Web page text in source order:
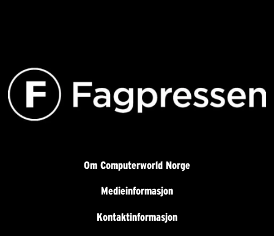
Om Computerworld Norge
Medieinformasjon
Kontaktinformasjon